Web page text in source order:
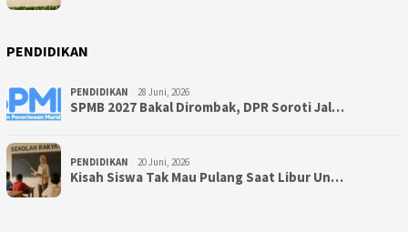
PENDIDIKAN
PENDIDIKAN 28 Juni, 2026
SPMB 2027 Bakal Dirombak, DPR Soroti Jal…
PENDIDIKAN 20 Juni, 2026
Kisah Siswa Tak Mau Pulang Saat Libur Un…